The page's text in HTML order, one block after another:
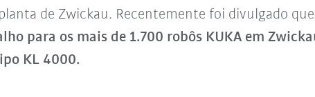
de Zwickau. Recentemente foi divulgado
para os mais de 1.700 robôs KUKA em
KL 4000.